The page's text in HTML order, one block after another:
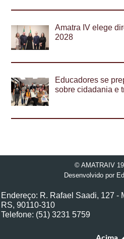
Amatra IV elege
2028
Educadores se
sobre cidadania e
© AMATRAIV
Desenvolvido por
Endereço: R. Rafael Saadi, 127 -
RS, 90110-310
Telefone: (51) 3231 5759